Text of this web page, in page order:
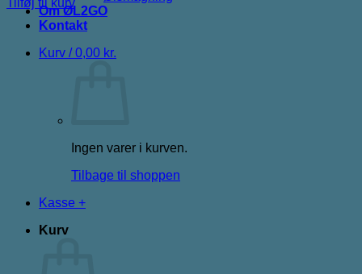
Om ØL2GO
Kontakt
Kurv /0,00 kr.
Ingen varer i kurven.
Tilbage til shoppen
Kasse +
Kurv
Tilføj til kurv